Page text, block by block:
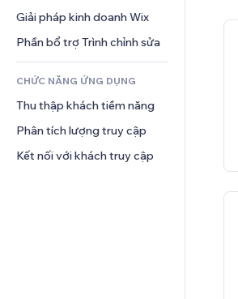
Biểu ngữ và Huy hiệu
Máy tính
Tìm kiếm
Thời tiết
Bảng biểu
Điện thoại
Cộng đồng
Đánh giá và chứng thực
Quản lý quan hệ khách hàng
Giải pháp kinh doanh Wix
Phần bổ trợ Trình chỉnh sửa
CHỨC NĂNG ỨNG DỤNG
Thu thập khách tiềm năng
Phân tích lượng truy cập
Kết nối với khách truy cập